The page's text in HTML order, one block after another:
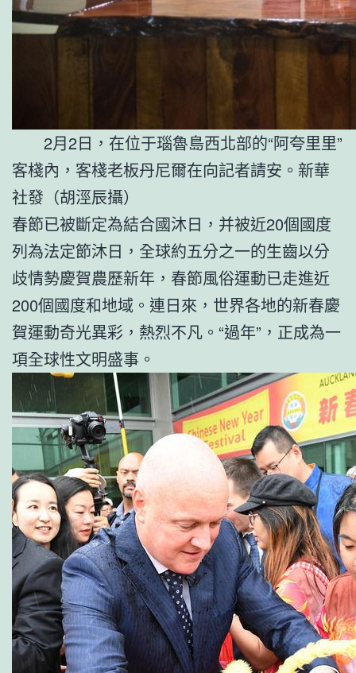
2月2日，在位于瑙魯島西北部的“阿夸里里”
客棧內，客棧老板丹尼爾在向記者請安。新華
社發（胡涇辰攝）
春節已被斷定為結合國沐日，并被近20個國度
列為法定節沐日，全球約五分之一的生齒以分
歧情勢慶賀農歷新年，春節風俗運動已走進近
200個國度和地域。連日來，世界各地的新春慶
賀運動奇光異彩，熱烈不凡。“過年”，正成為一
項全球性文明盛事。